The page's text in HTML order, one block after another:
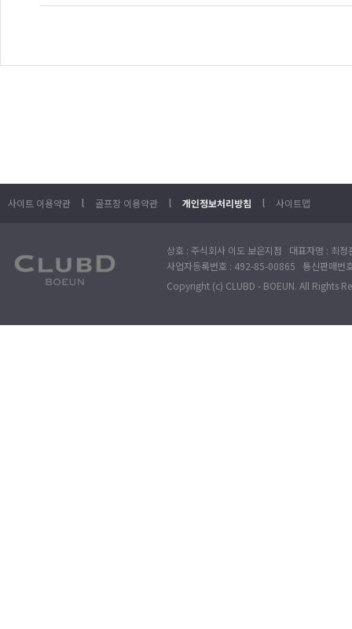
사이트 이용약관 l 골프장 이용약관 l 개인정보처리방침 l 사이트맵
상호 : 주식회사 이도 보은지점 대표자명 : 최
사업자등록번호 : 492-85-00865 통신판매
Copyright (c) CLUBD - BOEUN. All Rights